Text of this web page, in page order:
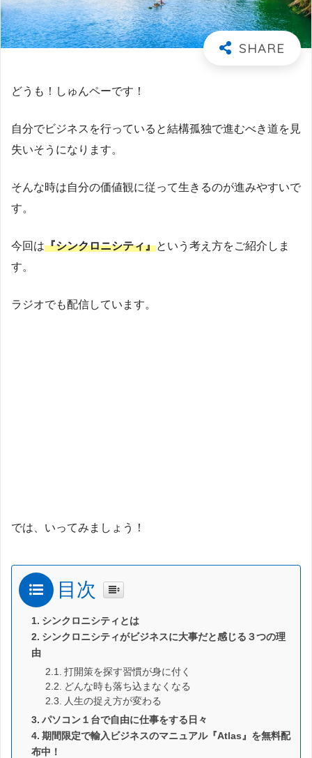
どうも！しゅんペーです！
自分でビジネスを行っていると結構孤独で進むべき道を見
失いそうになります。
そんな時は自分の価値観に従って生きるのが進みやすいで
す。
今回は『シンクロニシティ』という考え方をご紹介しま
す。
ラジオでも配信しています。
では、いってみましょう！
目次
シンクロニシティとは
シンクロニシティがビジネスに大事だと感じる３つの理
由
打開策を探す習慣が身に付く
どんな時も落ち込まなくなる
人生の捉え方が変わる
パソコン１台で自由に仕事をする日々
期間限定で輸入ビジネスのマニュアル『Atlas』を無料配
布中！